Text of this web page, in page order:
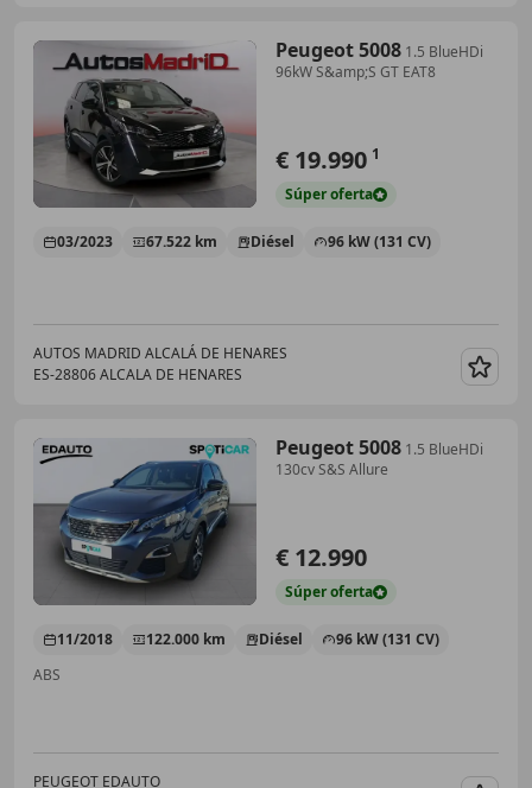
Peugeot 5008 1.5 BlueHDi
96kW S&amp;S GT EAT8
€ 19.990 1
Súperoferta
03/2023 67.522 km Diésel 96 kW (131 CV)
AUTOS MADRID ALCALÁ DE HENARES
ES-28806 ALCALA DE HENARES
Peugeot 5008 1.5 BlueHDi
130cv S&S Allure
€ 12.990
Súperoferta
11/2018 122.000 km Diésel
96 kW (131 CV)
ABS
PEUGEOT EDAUTO